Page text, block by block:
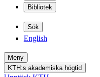
Bibliotek
Sök
English
Meny
KTH:s akademiska högtid